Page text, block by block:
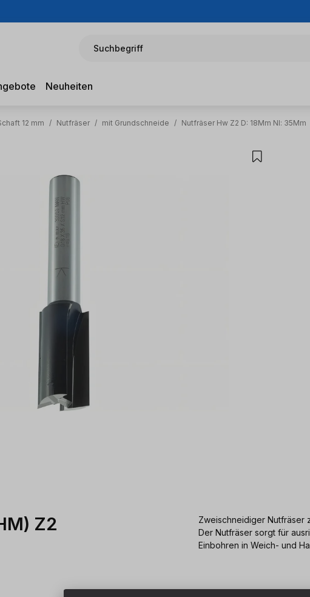
Suchbegriff
Neuheiten
12 mm / Nutfräser / mit Grundschneide / Nutfräser Hw Z2 D: 18Mm Nl: 35Mm
Z2
Zweischneidiger Nutfräser
Der Nutfräser sorgt für
Einbohren in Weich- und